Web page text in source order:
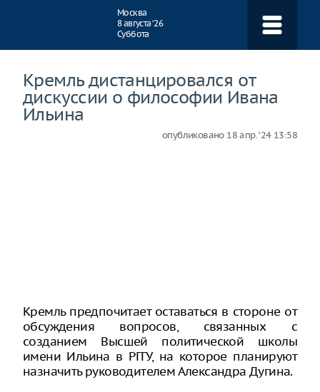
Москва
8 августа ‘26
Суббота
Кремль дистанцировался от
дискуссии о философии Ивана
Ильина
опубликовано 18 апр. ‘24 13:58
Кремль предпочитает оставаться в стороне от
обсуждения вопросов, связанных с
созданием Высшей политической школы
имени Ильина в РГГУ, на которое планируют
назначить руководителем Александра Дугина.